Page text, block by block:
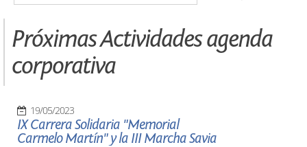
Próximas Actividades agenda
corporativa
19/05/2023
IX Carrera Solidaria "Memorial
Carmelo Martín" y la III Marcha Savia